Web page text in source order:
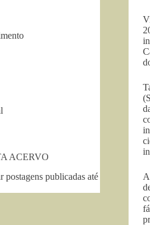
ACERVO
postagens publicadas até